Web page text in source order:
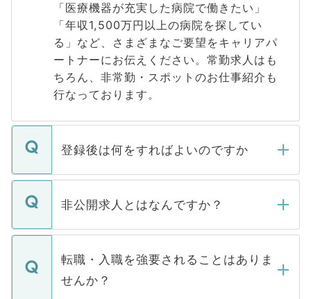
「医療機器が充実した病院で働きたい」
「年収1,500万円以上の病院を探してい
る」など、さまざまなご要望をキャリアパ
ートナーにお伝えください。常勤求人はも
ちろん、非常勤・スポットのお仕事紹介も
行なっております。
登録後は何をすればよいのですか
ご登録いただきましたら、弊社担当者がご
登録内容を確認し、その後メールもしくは
ます。通常、5営業日以内にはご連絡をせて
いただきますので、しばらくお待ちくださ
非公開求人とはなんですか？
マイナビDOCTORで取り扱っている求人の
うち約3割は、Webサイトからご覧いただ
けない「非公開求人」です。非公開求人は
下記の理由によって、一般には公開してい
転職・入職を強要されることはありま
せんか？